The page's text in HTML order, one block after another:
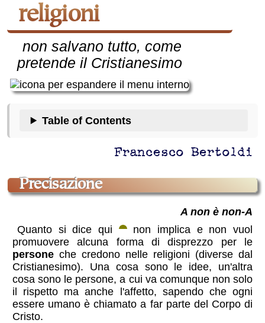
religioni
non salvano tutto, come
pretende il Cristianesimo
Table of Contents
Francesco Bertoldi
precisazione
A non è non-A
Quanto si dice qui
non implica e non vuol
promuovere alcuna forma di disprezzo per le
personeche credono nelle religioni (diverse dal
Cristianesimo). Una cosa sono le idee, un'altra
cosa sono le persone, a cui va comunque non solo
il rispetto ma anche l'affetto, sapendo che ogni
essere umano è chiamato a far parte del Corpo di
Cristo.